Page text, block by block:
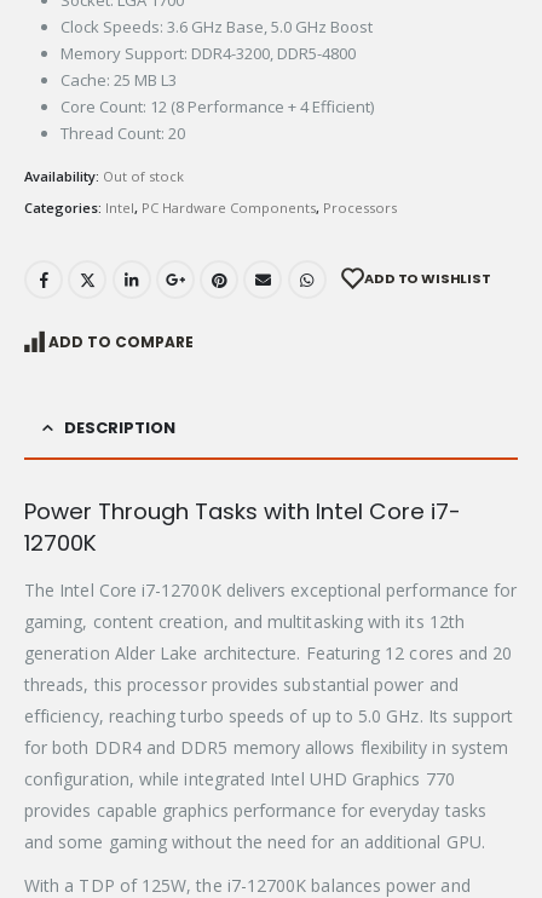
Clock Speeds: 3.6 GHz Base, 5.0 GHz Boost
Memory Support: DDR4-3200, DDR5-4800
Cache: 25 MB L3
Core Count: 12 (8 Performance + 4 Efficient)
Thread Count: 20
Availability: Out of stock
Categories: Intel, PC Hardware Components, Processors
ADD TO WISHLIST
ADD TO COMPARE
DESCRIPTION
Power Through Tasks with Intel Core i7-
12700K
The Intel Core i7-12700K delivers exceptional performance for
gaming, content creation, and multitasking with its 12th
generation Alder Lake architecture. Featuring 12 cores and 20
threads, this processor provides substantial power and
efficiency, reaching turbo speeds of up to 5.0 GHz. Its support
for both DDR4 and DDR5 memory allows flexibility in system
configuration, while integrated Intel UHD Graphics 770
provides capable graphics performance for everyday tasks
and some gaming without the need for an additional GPU.
With a TDP of 125W, the i7-12700K balances power and